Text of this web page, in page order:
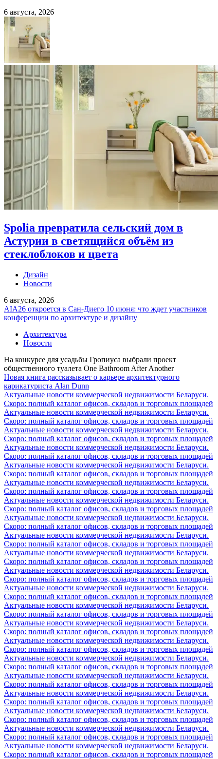
6 августа, 2026
Spolia превратила сельский дом в
Астурии в светящийся объём из
стеклоблоков и цвета
Дизайн
Новости
6 августа, 2026
AIA26 откроется в Сан-Диего 10 июня: что ждет участников
конференции по архитектуре и дизайну
Архитектура
Новости
На конкурсе для усадьбы Гропиуса выбрали проект
общественного туалета One Bathroom After Another
Новая книга рассказывает о карьере архитектурного
карикатуриста Alan Dunn
Актуальные новости коммерческой недвижимости Беларуси.
Скоро: полный каталог офисов, складов и торговых площадей
Актуальные новости коммерческой недвижимости Беларуси.
Скоро: полный каталог офисов, складов и торговых площадей
Актуальные новости коммерческой недвижимости Беларуси.
Скоро: полный каталог офисов, складов и торговых площадей
Актуальные новости коммерческой недвижимости Беларуси.
Скоро: полный каталог офисов, складов и торговых площадей
Актуальные новости коммерческой недвижимости Беларуси.
Скоро: полный каталог офисов, складов и торговых площадей
Актуальные новости коммерческой недвижимости Беларуси.
Скоро: полный каталог офисов, складов и торговых площадей
Актуальные новости коммерческой недвижимости Беларуси.
Скоро: полный каталог офисов, складов и торговых площадей
Актуальные новости коммерческой недвижимости Беларуси.
Скоро: полный каталог офисов, складов и торговых площадей
Актуальные новости коммерческой недвижимости Беларуси.
Скоро: полный каталог офисов, складов и торговых площадей
Актуальные новости коммерческой недвижимости Беларуси.
Скоро: полный каталог офисов, складов и торговых площадей
Актуальные новости коммерческой недвижимости Беларуси.
Скоро: полный каталог офисов, складов и торговых площадей
Актуальные новости коммерческой недвижимости Беларуси.
Скоро: полный каталог офисов, складов и торговых площадей
Актуальные новости коммерческой недвижимости Беларуси.
Скоро: полный каталог офисов, складов и торговых площадей
Актуальные новости коммерческой недвижимости Беларуси.
Скоро: полный каталог офисов, складов и торговых площадей
Актуальные новости коммерческой недвижимости Беларуси.
Скоро: полный каталог офисов, складов и торговых площадей
Актуальные новости коммерческой недвижимости Беларуси.
Скоро: полный каталог офисов, складов и торговых площадей
Актуальные новости коммерческой недвижимости Беларуси.
Скоро: полный каталог офисов, складов и торговых площадей
Актуальные новости коммерческой недвижимости Беларуси.
Скоро: полный каталог офисов, складов и торговых площадей
Актуальные новости коммерческой недвижимости Беларуси.
Скоро: полный каталог офисов, складов и торговых площадей
Актуальные новости коммерческой недвижимости Беларуси.
Скоро: полный каталог офисов, складов и торговых площадей
Актуальные новости коммерческой недвижимости Беларуси.
Скоро: полный каталог офисов, складов и торговых площадей